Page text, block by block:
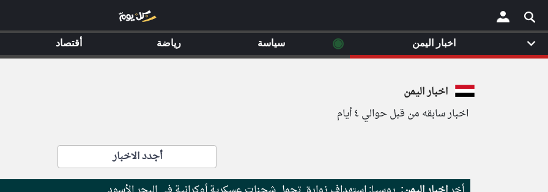
×
اخبار اليمن
اخبار سابقه من قبل حوالي ٤ أيام
أجدد الاخبار
اخبار اليمن ◉ سياسة رياضة أقتصاد